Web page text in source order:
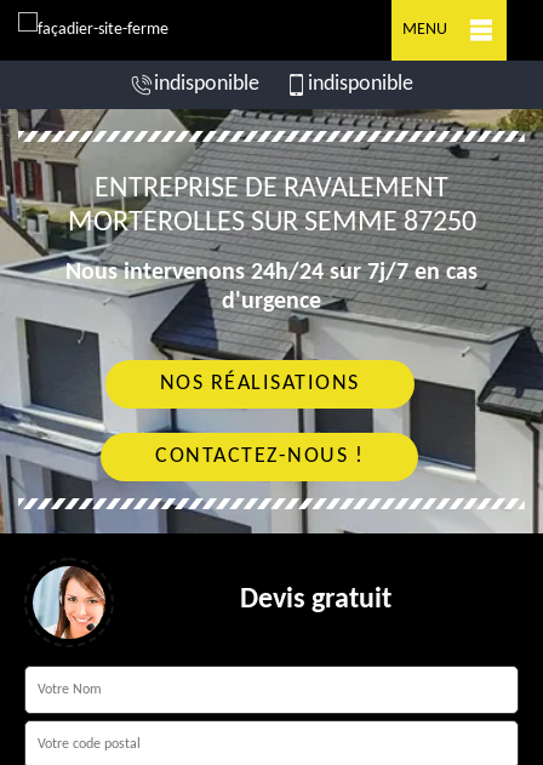
MENU
indisponible indisponible
ENTREPRISE DE RAVALEMENT
MORTEROLLES SUR SEMME 87250
Nous intervenons 24h/24 sur 7j/7 en cas
d'urgence
NOS RÉALISATIONS
CONTACTEZ-NOUS !
Devis gratuit